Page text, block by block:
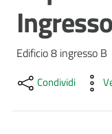
Prestazioni
e
percorsi
di
cura
Edificio 8 ingresso B
Condividi